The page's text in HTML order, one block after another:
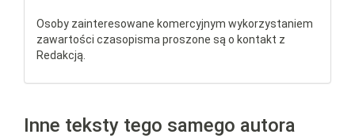
Osoby zainteresowane komercyjnym wykorzystaniem
zawartości czasopisma proszone są o kontakt z
Redakcją.
Inne teksty tego samego autora